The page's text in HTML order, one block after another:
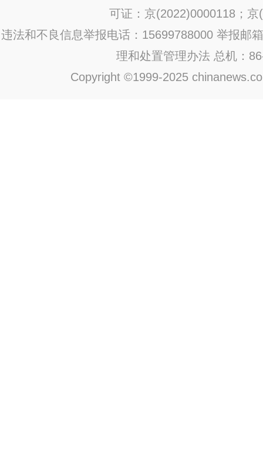
可证：京(2022)0000118；京
违法和不良信息举报电话：15699788000 举报邮
理和处置管理办法 总机：
Copyright ©1999-2025